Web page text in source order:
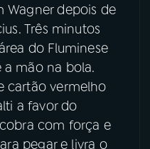
Wagner depois de
Três minutos
do Fluminese
a mão na bola.
cartão vermelho
a favor do
com força e
pegar e livra o